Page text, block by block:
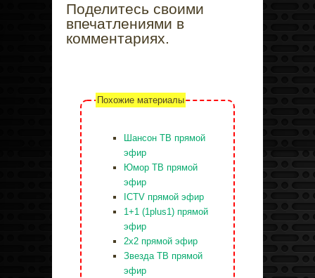
Поделитесь своими
впечатлениями в
комментариях.
Похожие материалы
Шансон ТВ прямой
эфир
Юмор ТВ прямой
эфир
ICTV прямой эфир
1+1 (1plus1) прямой
эфир
2x2 прямой эфир
Звезда ТВ прямой
эфир